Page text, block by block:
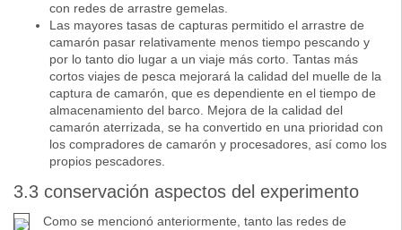
con redes de arrastre gemelas.
Las mayores tasas de capturas permitido el arrastre de
camarón pasar relativamente menos tiempo pescando y
por lo tanto dio lugar a un viaje más corto. Tantas más
cortos viajes de pesca mejorará la calidad del muelle de la
captura de camarón, que es dependiente en el tiempo de
almacenamiento del barco. Mejora de la calidad del
camarón aterrizada, se ha convertido en una prioridad con
los compradores de camarón y procesadores, así como los
propios pescadores.
3.3 conservación aspectos del experimento
Como se mencionó anteriormente, tanto las redes de